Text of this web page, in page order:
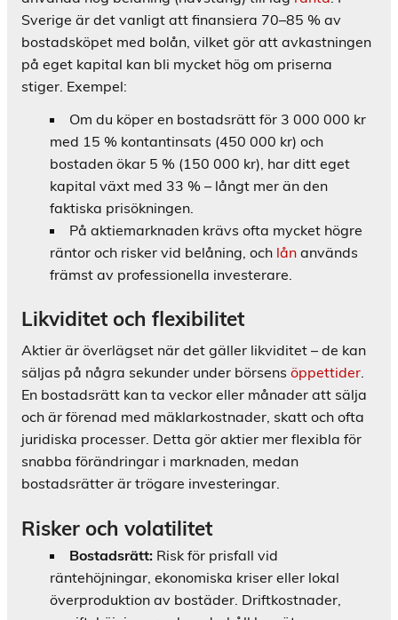
Sverige är det vanligt att finansiera 70–85 % av
bostadsköpet med bolån, vilket gör att avkastningen
på eget kapital kan bli mycket hög om priserna
stiger. Exempel:
Om du köper en bostadsrätt för 3 000 000 kr
med 15 % kontantinsats (450 000 kr) och
bostaden ökar 5 % (150 000 kr), har ditt eget
kapital växt med 33 % – långt mer än den
faktiska prisökningen.
På aktiemarknaden krävs ofta mycket högre
räntor och risker vid belåning, och lån används
främst av professionella investerare.
Likviditet och flexibilitet
Aktier är överlägset när det gäller likviditet – de kan
säljas på några sekunder under börsens öppettider.
En bostadsrätt kan ta veckor eller månader att sälja
och är förenad med mäklarkostnader, skatt och ofta
juridiska processer. Detta gör aktier mer flexibla för
snabba förändringar i marknaden, medan
bostadsrätter är trögare investeringar.
Risker och volatilitet
Bostadsrätt: Risk för prisfall vid
räntehöjningar, ekonomiska kriser eller lokal
överproduktion av bostäder. Driftkostnader,